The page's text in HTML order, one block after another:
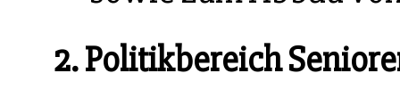
2. Politikbereich